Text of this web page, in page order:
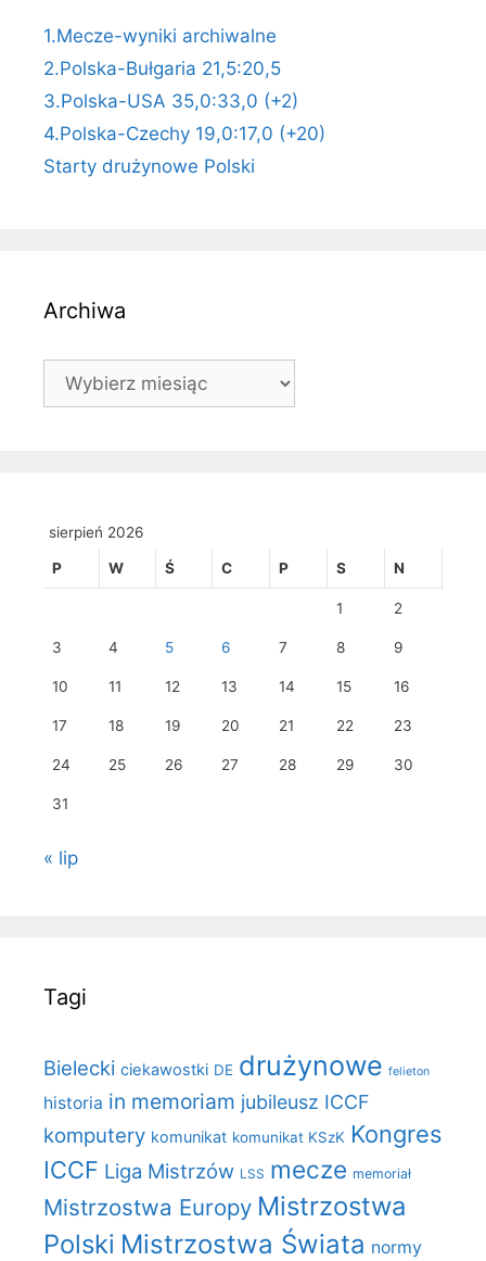
1.Mecze-wyniki archiwalne
2.Polska-Bułgaria 21,5:20,5
3.Polska-USA 35,0:33,0 (+2)
4.Polska-Czechy 19,0:17,0 (+20)
Starty drużynowe Polski
Archiwa
Archiwa
sierpień 2026
P W Ś C P S N
1 2
3 4 5 6 7 8 9
10 11 12 13 14 15 16
17 18 19 20 21 22 23
24 25 26 27 28 29 30
31
« lip
Tagi
Bielecki ciekawostki DE drużynowe felieton
historia in memoriam jubileusz ICCF
komputery komunikat komunikat KSzK Kongres
ICCF Liga Mistrzów LSS mecze memoriał
Mistrzostwa Europy Mistrzostwa
Polski Mistrzostwa Świata normy